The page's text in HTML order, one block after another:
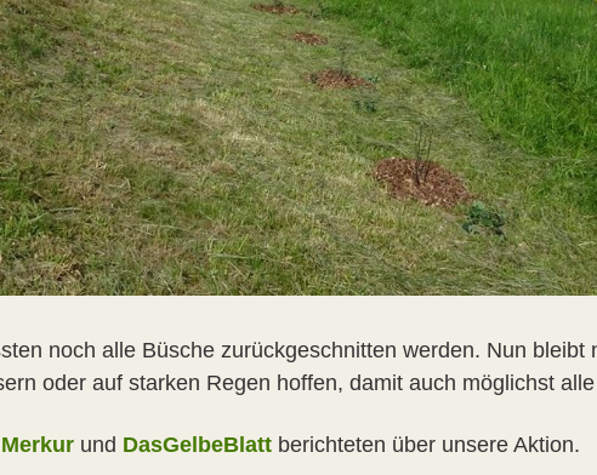
noch alle Büsche zurückgeschnitten werden. Nun bleibt
oder auf starken Regen hoffen, damit auch möglichst
und DasGelbeBlatt berichteten über unsere Aktion.